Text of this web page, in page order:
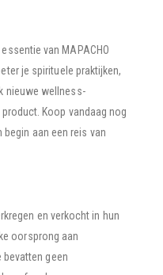
van MAPACHO
je spirituele praktijken,
nieuwe wellness-
Koop vandaag nog
begin aan een reis van
en verkocht in hun
oorsprong aan
geen